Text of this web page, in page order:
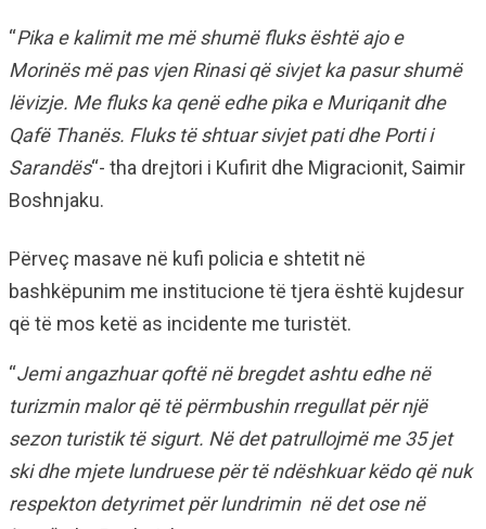
“Pika e kalimit me më shumë fluks është ajo e
Morinës më pas vjen Rinasi që sivjet ka pasur shumë
lëvizje. Me fluks ka qenë edhe pika e Muriqanit dhe
Qafë Thanës. Fluks të shtuar sivjet pati dhe Porti i
Sarandës“- tha drejtori i Kufirit dhe Migracionit, Saimir
Boshnjaku.
Përveç masave në kufi policia e shtetit në
bashkëpunim me institucione të tjera është kujdesur
që të mos ketë as incidente me turistët.
“Jemi angazhuar qoftë në bregdet ashtu edhe në
turizmin malor që të përmbushin rregullat për një
sezon turistik të sigurt. Në det patrullojmë me 35 jet
ski dhe mjete lundruese për të ndëshkuar këdo që nuk
respekton detyrimet për lundrimin në det ose në